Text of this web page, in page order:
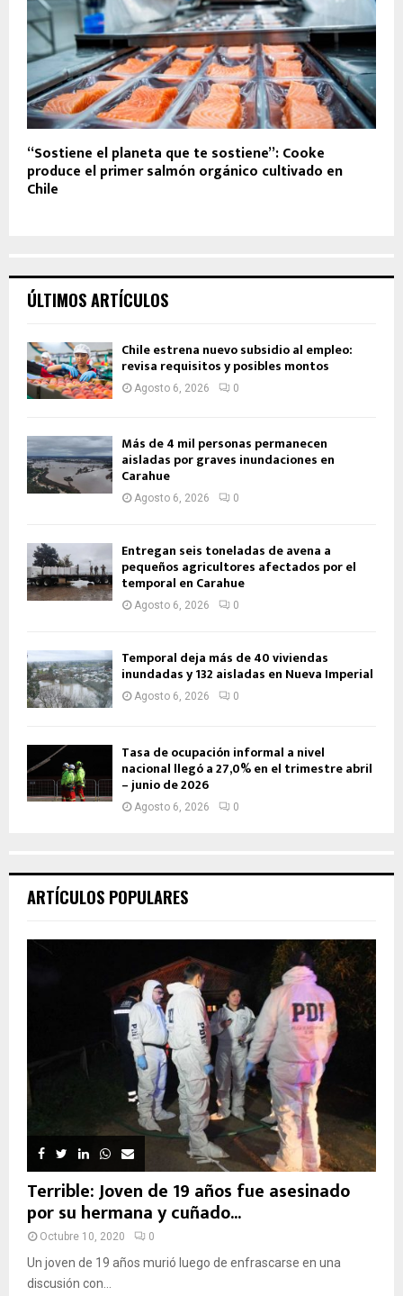
“Sostiene el planeta que te sostiene”: Cooke
produce el primer salmón orgánico cultivado en
Chile
ÚLTIMOS ARTÍCULOS
Chile estrena nuevo subsidio al empleo:
revisa requisitos y posibles montos
Agosto 6, 2026 0
Más de 4 mil personas permanecen
aisladas por graves inundaciones en
Carahue
Agosto 6, 2026 0
Entregan seis toneladas de avena a
pequeños agricultores afectados por el
temporal en Carahue
Agosto 6, 2026 0
Temporal deja más de 40 viviendas
inundadas y 132 aisladas en Nueva Imperial
Agosto 6, 2026 0
Tasa de ocupación informal a nivel
nacional llegó a 27,0% en el trimestre abril
– junio de 2026
Agosto 6, 2026 0
ARTÍCULOS POPULARES
Terrible: Joven de 19 años fue asesinado
por su hermana y cuñado...
Octubre 10, 2020 0
Un joven de 19 años murió luego de enfrascarse en una
discusión con...